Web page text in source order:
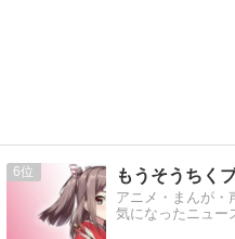
6 もうそうちく
アニメ・まんが・
気になったニュー